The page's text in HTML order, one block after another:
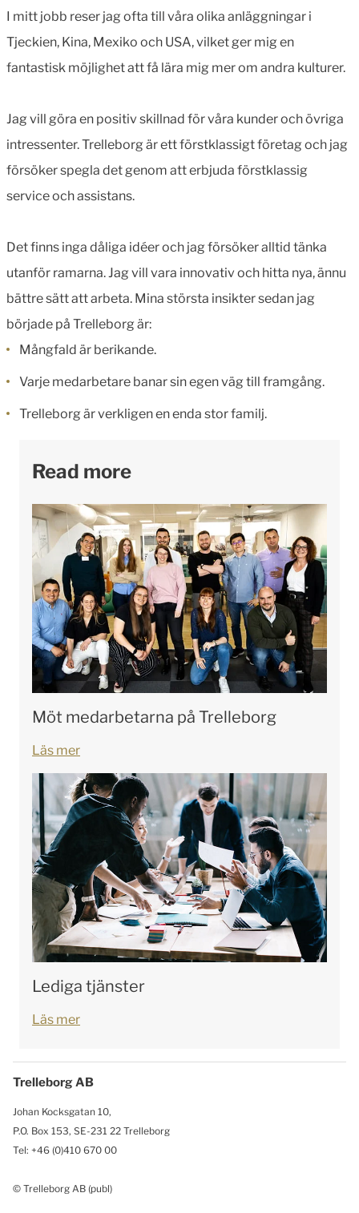
I mitt jobb reser jag ofta till våra olika anläggningar i
Tjeckien, Kina, Mexiko och USA, vilket ger mig en
fantastisk möjlighet att få lära mig mer om andra kulturer.
Jag vill göra en positiv skillnad för våra kunder och övriga
intressenter. Trelleborg är ett förstklassigt företag och jag
försöker spegla det genom att erbjuda förstklassig
service och assistans.
Det finns inga dåliga idéer och jag försöker alltid tänka
utanför ramarna. Jag vill vara innovativ och hitta nya, ännu
bättre sätt att arbeta. Mina största insikter sedan jag
började på Trelleborg är:
Mångfald är berikande.
Varje medarbetare banar sin egen väg till framgång.
Trelleborg är verkligen en enda stor familj.
Read more
Möt medarbetarna på Trelleborg
Läs mer
Lediga tjänster
Läs mer
Trelleborg AB
Johan Kocksgatan 10,
P.O. Box 153, SE-231 22 Trelleborg
Tel: +46 (0)410 670 00
© Trelleborg AB (publ)